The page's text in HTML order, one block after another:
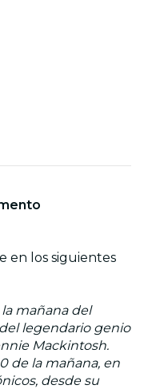
en los siguientes
mañana del
legendario genio
Mackintosh.
de la mañana, en
desde su